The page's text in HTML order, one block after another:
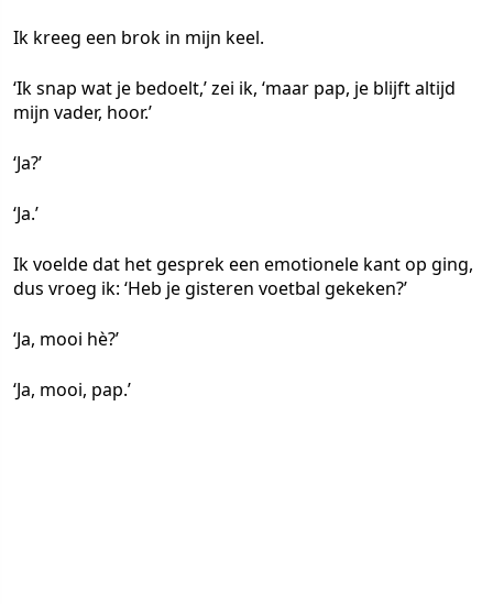
Ik kreeg een brok in mijn keel.
‘Ik snap wat je bedoelt,’ zei ik, ‘maar pap, je blijft altijd
mijn vader, hoor.’
‘Ja?’
‘Ja.’
Ik voelde dat het gesprek een emotionele kant op ging,
dus vroeg ik: ‘Heb je gisteren voetbal gekeken?’
‘Ja, mooi hè?’
‘Ja, mooi, pap.’